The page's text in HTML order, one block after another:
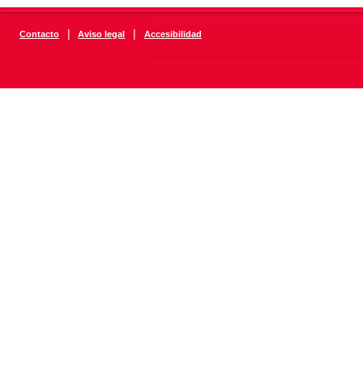
Contacto | Aviso legal | Accesibilidad